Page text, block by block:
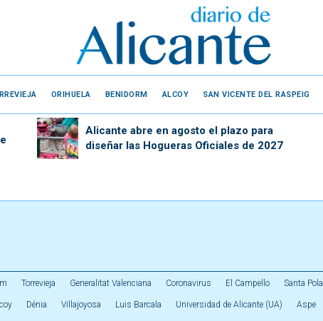
ORIHUELA BENIDORM ALCOY SAN VICENTE DEL RASPEIG
Alicante abre en agosto el plazo para
diseñar las Hogueras Oficiales de 2027
Torrevieja Generalitat Valenciana Coronavirus El Campello Santa Pola
Dénia Villajoyosa Luis Barcala Universidad de Alicante (UA) Aspe